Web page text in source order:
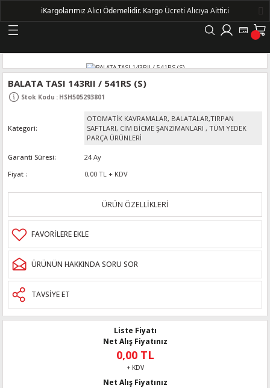
Geri Dön
BALATA TASI 143RII / 541RS (S)
Stok Kodu : HSH505293801
Kategori
OTOMATİK KAVRAMALAR, BALATALAR,TIRPAN
SAFTLARI, CİM BİCME ŞANZIMANLARI , TÜM YEDEK
PARÇA ÜRÜNLERİ
Garanti Süresi
24 Ay
Fiyat
0,00 TL + KDV
ÜRÜN ÖZELLİKLERİ
ÜRÜNÜN HAKKINDA SORU SOR
TAVSİYE ET
Liste Fiyatı
Net Alış Fiyatınız
0,00 TL
+ KDV
Net Alış Fiyatınız
ℹ️Kargolarımız Alıcı Ödemelidir. Kargo Ücreti Alıcıya Aittir.ℹ️